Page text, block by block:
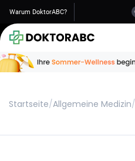
Warum DoktorABC?
Startseite/Allgemeine Medizin/